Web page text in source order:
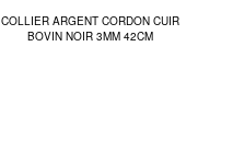
COLLIER ARGENT CORDON CUIR
BOVIN NOIR 3MM 42CM